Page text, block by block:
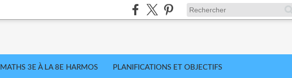
MATHS 3E À LA 8E HARMOS PLANIFICATIONS ET OBJECTIFS